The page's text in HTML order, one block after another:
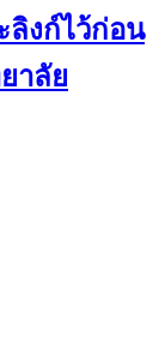
ลิงก์ไว้ก่อน
าลัย